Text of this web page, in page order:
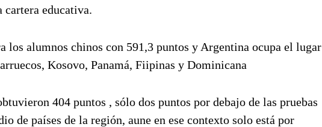
cartera educativa.
alumnos chinos con 591,3 puntos y Argentina ocupa el lugar
Kosovo, Panamá, Fiipinas y Dominicana
404 puntos , sólo dos puntos por debajo de las pruebas
de países de la región, aune en ese contexto solo está por